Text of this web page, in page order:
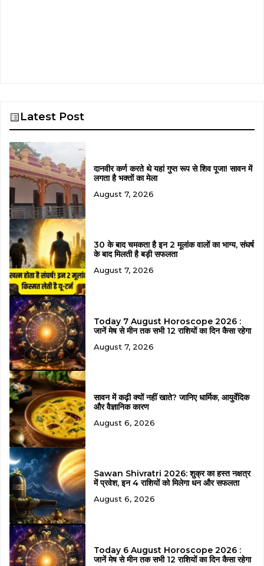
Latest Post
दानवीर कर्ण करते थे यहां गुप्त रूप से शिव पूजा! सावन में
लगता है भक्तों का मेला
August 7, 2026
30 के बाद चमकता है इन 2 मूलांक वालों का भाग्य, संघर्ष
के बाद मिलती है बड़ी सफलता
August 7, 2026
Today 7 August Horoscope 2026 :
जानें मेष से मीन तक सभी 12 राशियों का दिन कैसा रहेगा
August 7, 2026
सावन में कढ़ी क्यों नहीं खाते? जानिए धार्मिक, आयुर्वेदिक
और वैज्ञानिक कारण
August 6, 2026
Sawan Shivratri 2026: शुक्र का हस्त नक्षत्र
में प्रवेश, इन 4 राशियों को मिलेगा धन और सफलता
August 6, 2026
Today 6 August Horoscope 2026 :
जानें मेष से मीन तक सभी 12 राशियों का दिन कैसा रहेगा